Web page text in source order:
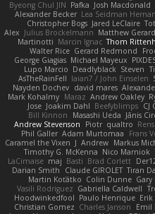
Josh Macdonald
Pafka
Byeong Chul JIN
Lea Seidman
Alexander Becker
Jared LeClaire
Christopher Bogs
Matthew Gerard
Julius Brockelmann
Alex
Thom
Marcin Ignac
Martinotti
Gerard Redmond
Walter Rice
Michael Mayeux
George Giagias
Steven
Deadlyblack
Lupo Marcio
Iaian7 / John Einselen
AsTheRainFell
david mares
Nayden Dochev
Andrew Oakley
Maraz
Mark Kohalmy
CJ
Beefyblimps
Joakim Dahl
Jose
Jānis
Masashi Ueda
Bill Kinnon
qualtro
Piotr
Andrew Stevenson
Frans
Adam Murtomaa
Phil Galler
Markus
Andrew
J
Caramel the Vixen
Nico Marniok
Timothy G. McKenna
Brad Corlett
Basti
maj
LaCimaise
Tiran
Claude GIROLET
Darian Smith
Gary
Colin Dunne
Martin Koťátko
Gabriella Caldwell
Vasili Rodriguez
Paulo Henrique
Hoodwinkedfool
Emil
Charles Janson
Christian Gomez